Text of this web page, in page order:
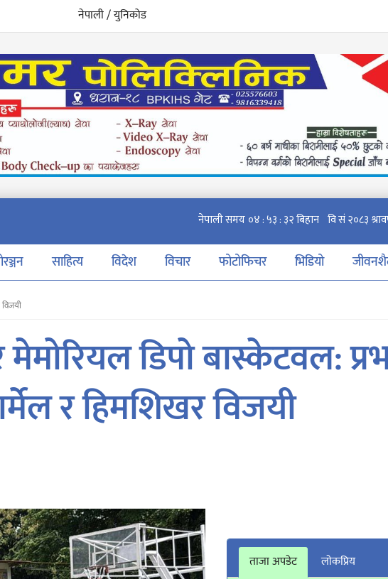
नेपाली / युनिकोड
साहित्य विदेश विचार फोटोफिचर भिडियो
डिपो बास्केटवल:
र हिमशिखर विजयी
ताजा अपडेट लाेकप्रिय